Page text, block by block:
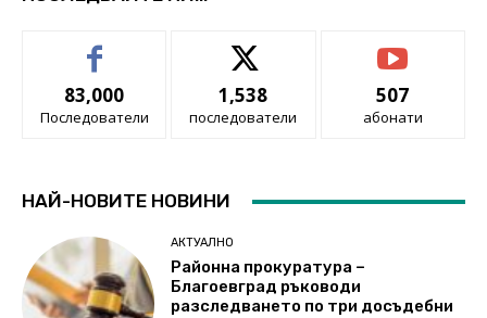
83,000
Последователи
1,538
последователи
507
абонати
НАЙ-НОВИТЕ НОВИНИ
АКТУАЛНО
Районна прокуратура –
Благоевград ръководи
разследването по три досъдебни